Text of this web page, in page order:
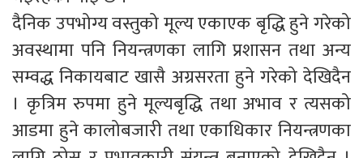
दैनिक उपभोग्य वस्तुको मूल्य एकाएक बृद्धि हुने गरेको
अवस्थामा पनि नियन्त्रणका लागि प्रशासन तथा अन्य
सम्वद्ध निकायबाट खासै अग्रसरता हुने गरेको देखिदैन
। कृत्रिम रुपमा हुने मूल्यबृद्धि तथा अभाव र त्यसको
आडमा हुने कालोबजारी तथा एकाधिकार नियन्त्रणका